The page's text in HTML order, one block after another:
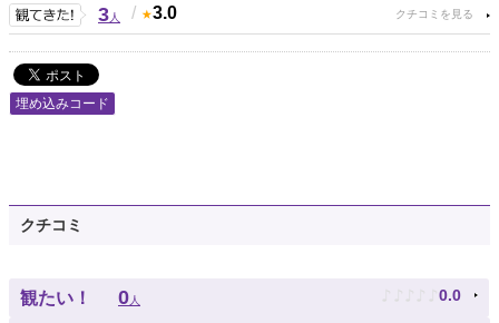
3人 / 3.0
埋め込みコード
クチコミ
観たい！ 0人 ♪ ♪ ♪ ♪ ♪ 0.0